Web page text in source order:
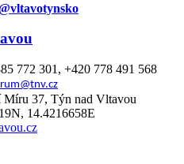
772 301, +420 778 491 568
Míru 37, Týn nad Vltavou
14.4216658E